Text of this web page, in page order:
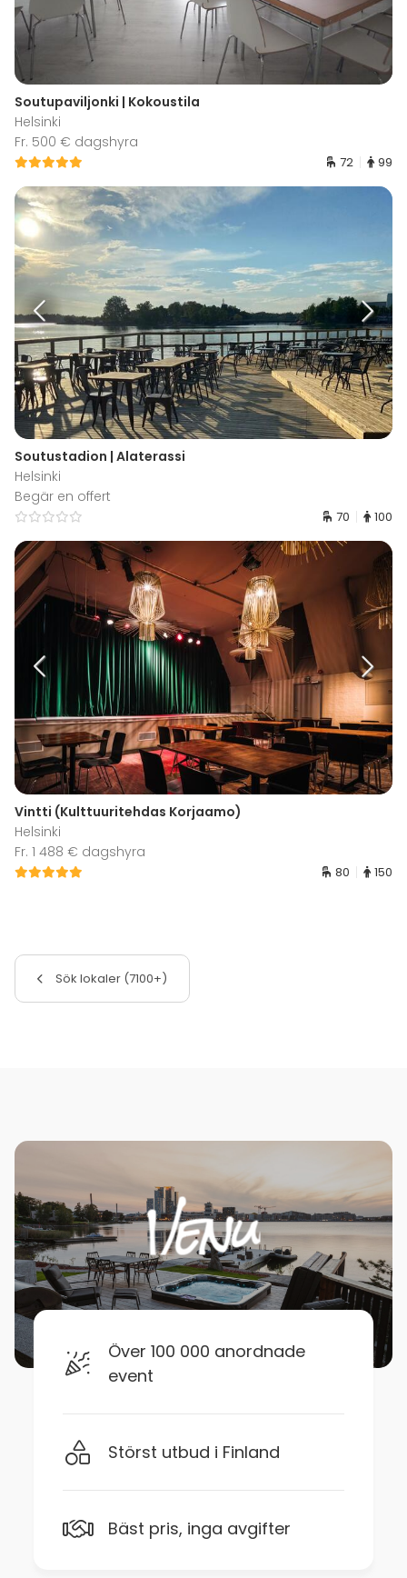
Soutupaviljonki | Kokoustila
Helsinki
Fr. 500 € dagshyra
72 99
Soutustadion | Alaterassi
Helsinki
Begär en offert
70 100
Vintti (Kulttuuritehdas Korjaamo)
Helsinki
Fr. 1 488 € dagshyra
80 150
Sök lokaler (7100+)
Över 100 000 anordnade
event
Störst utbud i Finland
Bäst pris, inga avgifter